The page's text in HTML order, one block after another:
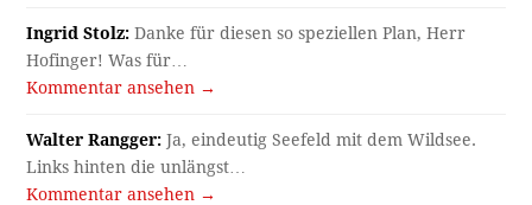
Ingrid Stolz: Danke für diesen so speziellen Plan, Herr
Hofinger! Was für…
Kommentar ansehen →
Walter Rangger: Ja, eindeutig Seefeld mit dem Wildsee.
Links hinten die unlängst…
Kommentar ansehen →